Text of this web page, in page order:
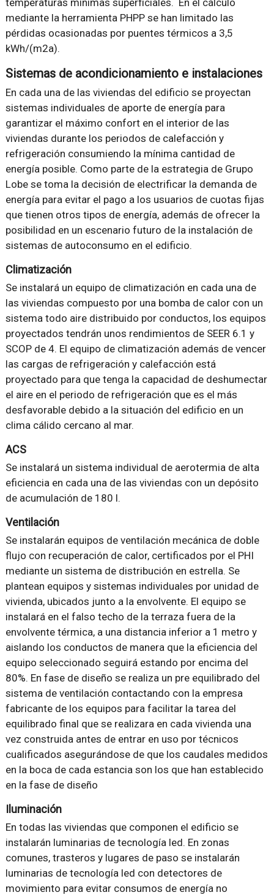
temperaturas mínimas superficiales. En el cálculo
mediante la herramienta PHPP se han limitado las
pérdidas ocasionadas por puentes térmicos a 3,5
kWh/(m2a).
Sistemas de acondicionamiento e instalaciones
En cada una de las viviendas del edificio se proyectan
sistemas individuales de aporte de energía para
garantizar el máximo confort en el interior de las
viviendas durante los periodos de calefacción y
refrigeración consumiendo la mínima cantidad de
energía posible. Como parte de la estrategia de Grupo
Lobe se toma la decisión de electrificar la demanda de
energía para evitar el pago a los usuarios de cuotas fijas
que tienen otros tipos de energía, además de ofrecer la
posibilidad en un escenario futuro de la instalación de
sistemas de autoconsumo en el edificio.
Climatización
Se instalará un equipo de climatización en cada una de
las viviendas compuesto por una bomba de calor con un
sistema todo aire distribuido por conductos, los equipos
proyectados tendrán unos rendimientos de SEER 6.1 y
SCOP de 4. El equipo de climatización además de vencer
las cargas de refrigeración y calefacción está
proyectado para que tenga la capacidad de deshumectar
el aire en el periodo de refrigeración que es el más
desfavorable debido a la situación del edificio en un
clima cálido cercano al mar.
ACS
Se instalará un sistema individual de aerotermia de alta
eficiencia en cada una de las viviendas con un depósito
de acumulación de 180 l.
Ventilación
Se instalarán equipos de ventilación mecánica de doble
flujo con recuperación de calor, certificados por el PHI
mediante un sistema de distribución en estrella. Se
plantean equipos y sistemas individuales por unidad de
vivienda, ubicados junto a la envolvente. El equipo se
instalará en el falso techo de la terraza fuera de la
envolvente térmica, a una distancia inferior a 1 metro y
aislando los conductos de manera que la eficiencia del
equipo seleccionado seguirá estando por encima del
80%. En fase de diseño se realiza un pre equilibrado del
sistema de ventilación contactando con la empresa
fabricante de los equipos para facilitar la tarea del
equilibrado final que se realizara en cada vivienda una
vez construida antes de entrar en uso por técnicos
cualificados asegurándose de que los caudales medidos
en la boca de cada estancia son los que han establecido
en la fase de diseño
Iluminación
En todas las viviendas que componen el edificio se
instalarán luminarias de tecnología led. En zonas
comunes, trasteros y lugares de paso se instalarán
luminarias de tecnología led con detectores de
movimiento para evitar consumos de energía no